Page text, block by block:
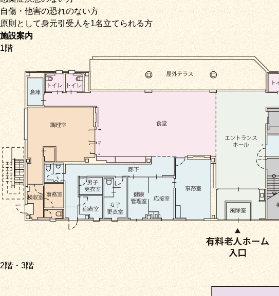
自傷・他害の恐れのない方
原則として身元引受人を1名立てられる方
施設案内
1階
2階・3階